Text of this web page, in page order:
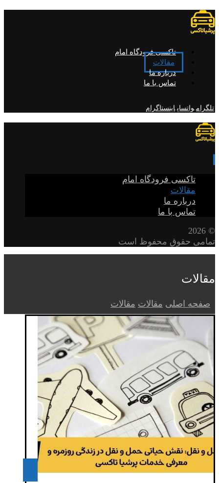
تاکسی فرودگاه امام
مقالات
درباره ما
تماس با ما
تلگرام واتساپ اینستاگرام
تاکسی فرودگاه امام
مقالات
درباره ما
تماس با ما
© 2026
تمامی حقوق محفوظ است
مقالات
صفحه اصلی مقالات مقالات